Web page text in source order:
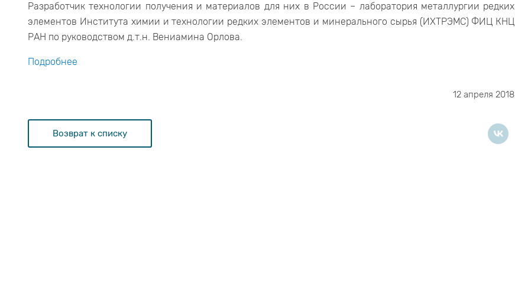
Разработчик технологии получения и материалов для них в России – лаборатория металлургии редких
элементов Института химии и технологии редких элементов и минерального сырья (ИХТРЭМС) ФИЦ КНЦ
РАН по руководством д.т.н. Вениамина Орлова.
Подробнее
12 апреля 2018
Возврат к списку